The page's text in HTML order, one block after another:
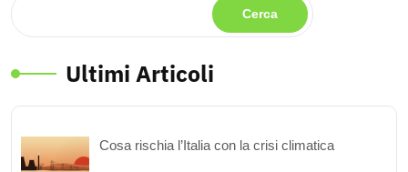
Cerca
Ultimi Articoli
Cosa rischia l’Italia con la crisi climatica